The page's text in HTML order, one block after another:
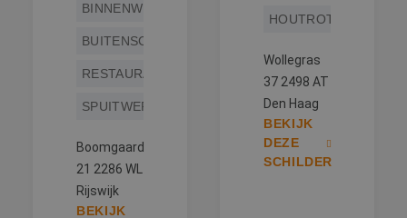
BINNENWERK
BUITENSCHILDERWERK
RESTAURATIEWERK
SPUITWERK
Boomgaard
21 2286 WL
Rijswijk
BEKIJK
HOUTROTREPARATIE
Wollegras
37 2498 AT
Den Haag
BEKIJK
DEZE
SCHILDER